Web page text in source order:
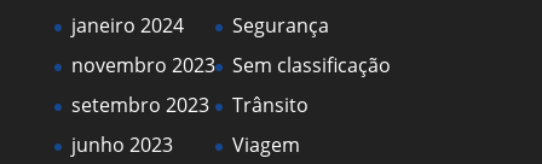
janeiro 2024
novembro 2023
setembro 2023
junho 2023
Segurança
Sem classificação
Trânsito
Viagem